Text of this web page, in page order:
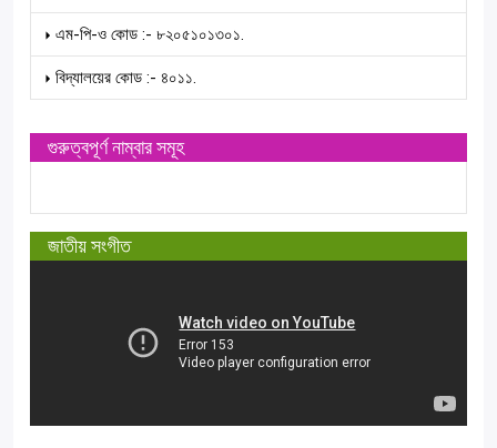
এম-পি-ও কোড :- ৮২০৫১০১৩০১.
বিদ্যালয়ের কোড :- ৪০১১.
গুরুত্বপূর্ণ নাম্বার সমূহ
জাতীয় সংগীত